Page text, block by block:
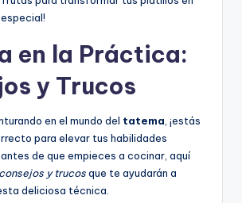
en la Práctica:
y Trucos
en el mundo del tatema, ¡estás
para elevar tus habilidades
de que empieces a cocinar, aquí
consejos y trucosque te ayudarán a
deliciosa técnica.